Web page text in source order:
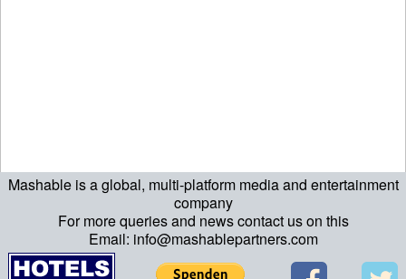
Mashable is a global, multi-platform media and entertainment
company
For more queries and news contact us on this
Email: info@mashablepartners.com